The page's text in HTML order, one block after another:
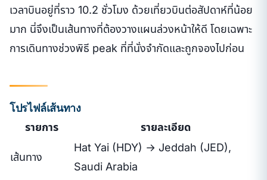
เวลาบินอยู่ที่ราว 10.2 ชั่วโมง ด้วยเที่ยวบินต่อสัปดาห์ที่น้อย
มาก นี่จึงเป็นเส้นทางที่ต้องวางแผนล่วงหน้าให้ดี โดยเฉพาะ
การเดินทางช่วงพิธี peak ที่ที่นั่งจำกัดและถูกจองไปก่อน
โปรไฟล์เส้นทาง
รายการ รายละเอียด
เส้นทาง
Hat Yai (HDY) → Jeddah (JED),
Saudi Arabia